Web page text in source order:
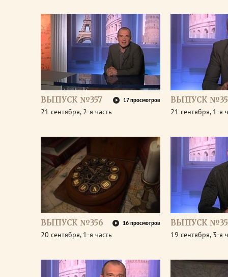
ВЫПУСК №357 17 просмотров
21 сентября, 2-я часть
ВЫПУСК
21 сентября, 1-я
ВЫПУСК №356 16 просмотров
20 сентября, 1-я часть
ВЫПУСК
19 сентября, 3-я